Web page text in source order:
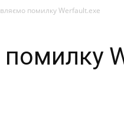
помилку Werfault.exe